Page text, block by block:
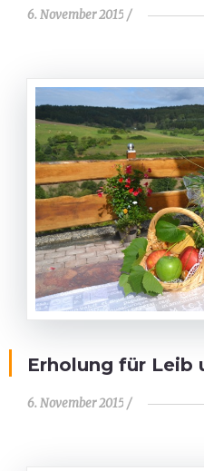
6. November 2015
Erholung für Leib
6. November 2015